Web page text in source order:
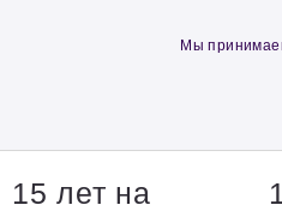
Мы
15 лет на